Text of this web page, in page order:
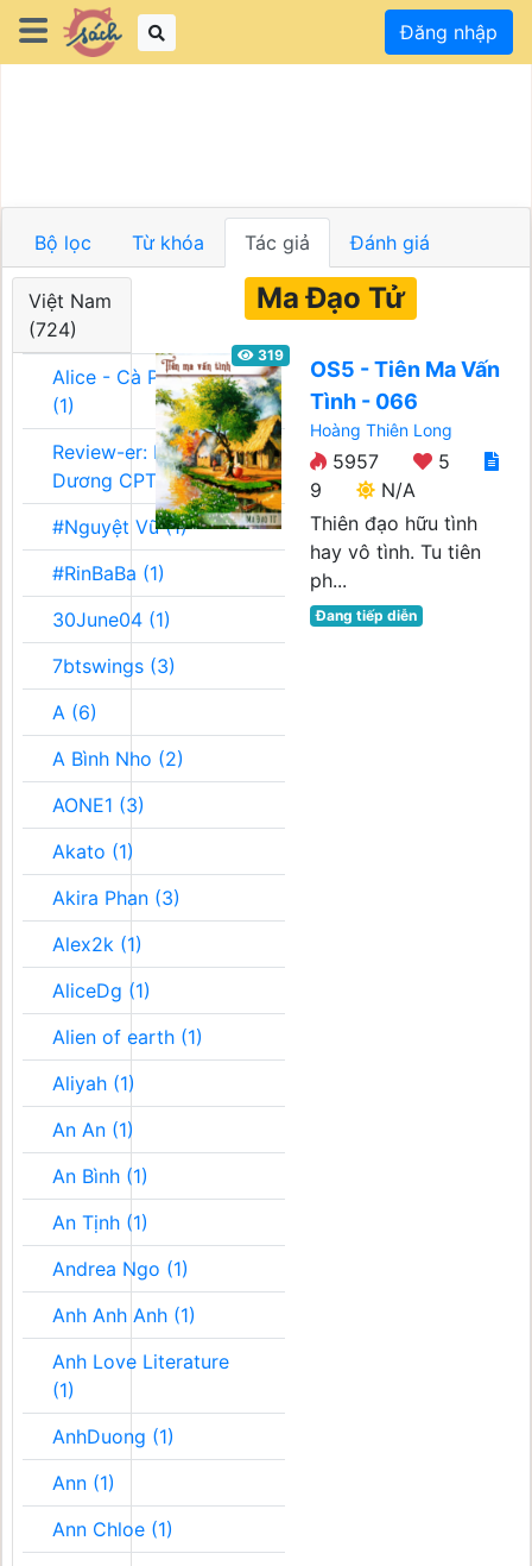
Đăng nhập
Bộ lọc Từ khóa Tác giả Đánh giá
Việt Nam
(724)
Alice - Cà Phê Team
(1)
Review-er: Dương
Dương CPT (1)
#Nguyệt Vũ (1)
#RinBaBa (1)
30June04 (1)
7btswings (3)
A (6)
A Bình Nho (2)
AONE1 (3)
Akato (1)
Akira Phan (3)
Alex2k (1)
AliceDg (1)
Alien of earth (1)
Aliyah (1)
An An (1)
An Bình (1)
An Tịnh (1)
Andrea Ngo (1)
Anh Anh Anh (1)
Anh Love Literature
(1)
AnhDuong (1)
Ann (1)
Ann Chloe (1)
Ma Đạo Tử
319
OS5 - Tiên Ma Vấn
Tình - 066
Hoàng Thiên Long
5957
5
9
N/A
Thiên đạo hữu tình
hay vô tình. Tu tiên
ph...
Đang tiếp diễn